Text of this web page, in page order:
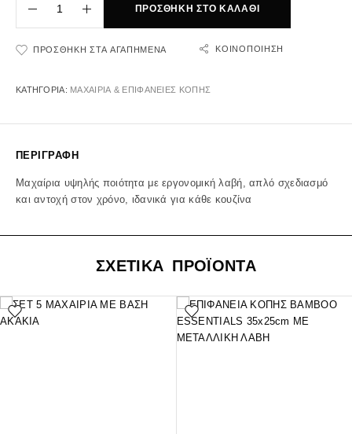
ΠΡΟΣΘΉΚΗ ΣΤΟ ΚΑΛΆΘΙ
ΠΡΟΣΘΉΚΗ ΣΤΑ ΑΓΑΠΗΜΈΝΑ ΚΟΙΝΟΠΟΊΗΣΗ
ΚΑΤΗΓΟΡΊΑ: ΜΑΧΑΙΡΙΑ & ΕΠΙΦΑΝΕΙΕΣ ΚΟΠΗΣ
ΠΕΡΙΓΡΑΦΉ
Μαχαίρια υψηλής ποιότητα με εργονομική λαβή, απλό σχεδιασμό
και αντοχή στον χρόνο, ιδανικά για κάθε κουζίνα
ΣΧΕΤΙΚΑ ΠΡΟΪΟΝΤΑ